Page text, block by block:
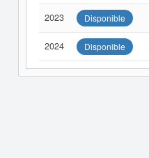
2023 Disponible
2024 Disponible